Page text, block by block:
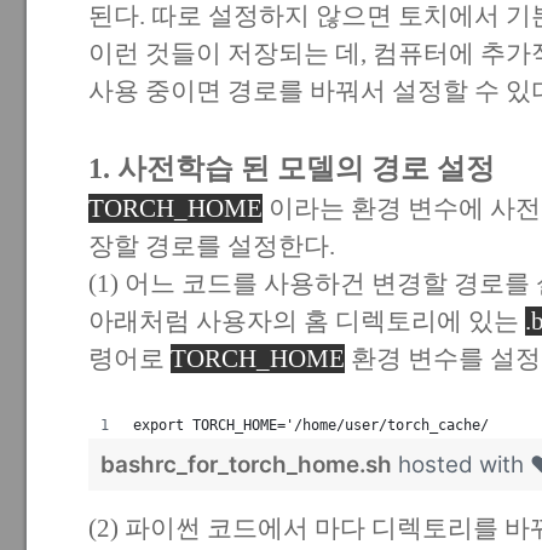
된다. 따로 설정하지 않으면 토치에서
이런 것들이 저장되는 데, 컴퓨터에 추
사용 중이면 경로를 바꿔서 설정할 수 있
1. 사전학습 된 모델의 경로 설정
TORCH_HOME 이라는 환경 변수에 사
장할 경로를 설정한다.
(1) 어느 코드를 사용하건 변경할 경로
아래처럼 사용자의 홈 디렉토리에 있는
령어로 TORCH_HOME 환경 변수를 설
export TORCH_HOME='/home/user/torch_cache/
bashrc_for_torch_home.sh hosted with
(2) 파이썬 코드에서 마다 디렉토리를 바